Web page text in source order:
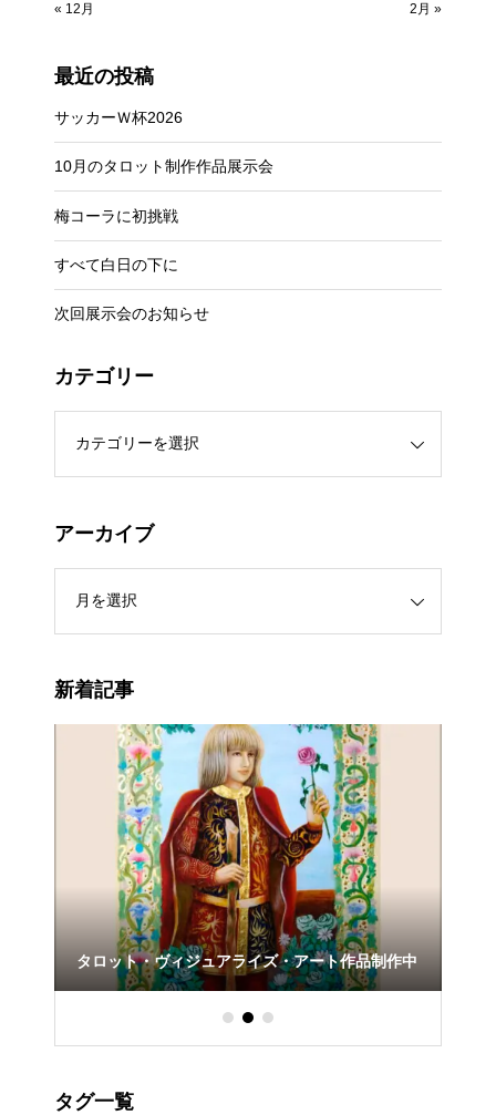
« 12月 2月 »
最近の投稿
サッカーＷ杯2026
10月のタロット制作作品展示会
梅コーラに初挑戦
すべて白日の下に
次回展示会のお知らせ
カテゴリー
アーカイブ
新着記事
タロット・ヴィジュアライズ・アート作品制作中
タグ一覧